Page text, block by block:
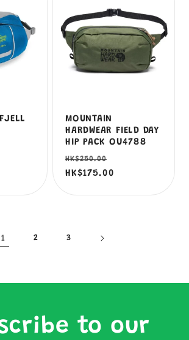
MOUNTAIN
HARDWEAR FIELD DAY
HIP PACK OU4788
定
價
HK$250.00
價
HK$175.00
1 2 3
to our